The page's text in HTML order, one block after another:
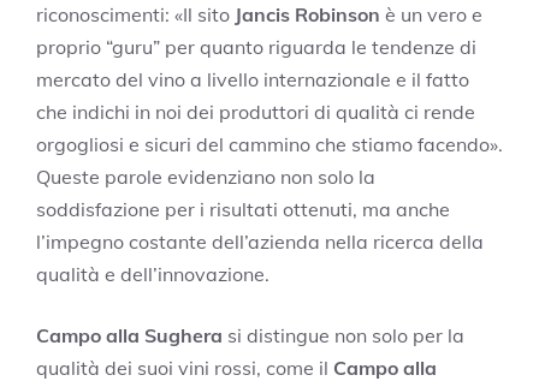
riconoscimenti: «Il sito Jancis Robinson è un vero e
proprio “guru” per quanto riguarda le tendenze di
mercato del vino a livello internazionale e il fatto
che indichi in noi dei produttori di qualità ci rende
orgogliosi e sicuri del cammino che stiamo facendo».
Queste parole evidenziano non solo la
soddisfazione per i risultati ottenuti, ma anche
l’impegno costante dell’azienda nella ricerca della
qualità e dell’innovazione.
Campo alla Sughera si distingue non solo per la
qualità dei suoi vini rossi, come il Campo alla